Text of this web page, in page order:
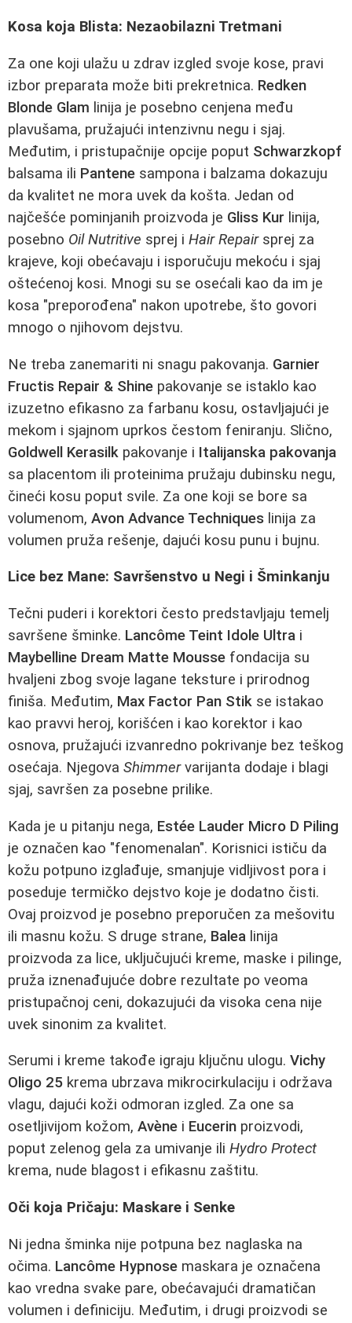
Kosa koja Blista: Nezaobilazni Tretmani
Za one koji ulažu u zdrav izgled svoje kose, pravi
izbor preparata može biti prekretnica. Redken
Blonde Glam linija je posebno cenjena među
plavušama, pružajući intenzivnu negu i sjaj.
Međutim, i pristupačnije opcije poput Schwarzkopf
balsama ili Pantene sampona i balzama dokazuju
da kvalitet ne mora uvek da košta. Jedan od
najčešće pominjanih proizvoda je Gliss Kur linija,
posebno Oil Nutritive sprej i Hair Repairsprej za
krajeve, koji obećavaju i isporučuju mekoću i sjaj
oštećenoj kosi. Mnogi su se osećali kao da im je
kosa "preporođena" nakon upotrebe, što govori
mnogo o njihovom dejstvu.
Ne treba zanemariti ni snagu pakovanja. Garnier
Fructis Repair & Shine pakovanje se istaklo kao
izuzetno efikasno za farbanu kosu, ostavljajući je
mekom i sjajnom uprkos čestom feniranju. Slično,
Goldwell Kerasilk pakovanje i Italijanska pakovanja
sa placentom ili proteinima pružaju dubinsku negu,
čineći kosu poput svile. Za one koji se bore sa
volumenom, Avon Advance Techniques linija za
volumen pruža rešenje, dajući kosu punu i bujnu.
Lice bez Mane: Savršenstvo u Negi i Šminkanju
Tečni puderi i korektori često predstavljaju temelj
savršene šminke. Lancôme Teint Idole Ultra i
Maybelline Dream Matte Mousse fondacija su
hvaljeni zbog svoje lagane teksture i prirodnog
finiša. Međutim, Max Factor Pan Stik se istakao
kao pravvi heroj, korišćen i kao korektor i kao
osnova, pružajući izvanredno pokrivanje bez teškog
osećaja. Njegova Shimmervarijanta dodaje i blagi
sjaj, savršen za posebne prilike.
Kada je u pitanju nega, Estée Lauder Micro D Piling
je označen kao "fenomenalan". Korisnici ističu da
kožu potpuno izglađuje, smanjuje vidljivost pora i
poseduje termičko dejstvo koje je dodatno čisti.
Ovaj proizvod je posebno preporučen za mešovitu
ili masnu kožu. S druge strane, Balea linija
proizvoda za lice, uključujući kreme, maske i pilinge,
pruža iznenađujuće dobre rezultate po veoma
pristupačnoj ceni, dokazujući da visoka cena nije
uvek sinonim za kvalitet.
Serumi i kreme takođe igraju ključnu ulogu. Vichy
Oligo 25 krema ubrzava mikrocirkulaciju i održava
vlagu, dajući koži odmoran izgled. Za one sa
osetljivijom kožom, Avène i Eucerin proizvodi,
poput zelenog gela za umivanje ili Hydro Protect
krema, nude blagost i efikasnu zaštitu.
Oči koja Pričaju: Maskare i Senke
Ni jedna šminka nije potpuna bez naglaska na
očima. Lancôme Hypnose maskara je označena
kao vredna svake pare, obećavajući dramatičan
volumen i definiciju. Međutim, i drugi proizvodi se